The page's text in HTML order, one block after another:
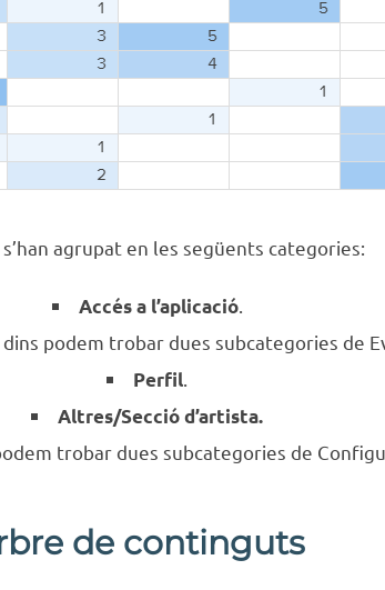
agrupat en les següents categories:
Accés a l’aplicació.
podem trobar dues subcategories de
Perfil
Altres/Secció d’artista.
trobar dues subcategories de
de continguts